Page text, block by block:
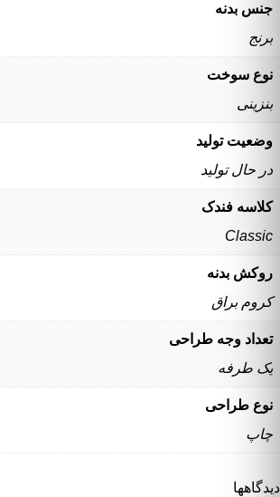
جنس بدنه
برنج
نوع سوخت
بنزینی
وضعیت تولید
در حال تولید
کلاسه فندک
Classic
روکش بدنه
کروم براق
تعداد وجه طراحی
یک طرفه
نوع طراحی
چاپ
دیدگاهها